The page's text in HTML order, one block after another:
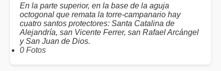
En la parte superior, en la base de la aguja
octogonal que remata la torre-campanario hay
cuatro santos protectores: Santa Catalina de
Alejandría, san Vicente Ferrer, san Rafael Arcángel
y San Juan de Dios.
0 Fotos